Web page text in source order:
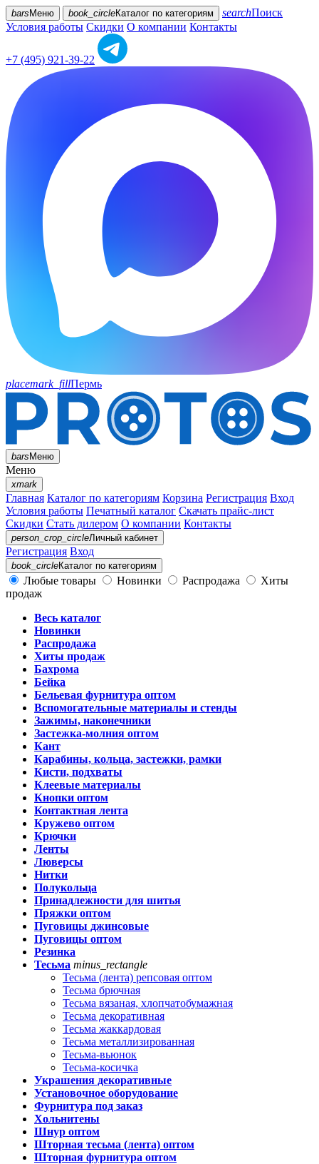
bars Меню book_circleКаталог по категориям searchПоиск
Условия работы Скидки О компании Контакты
+7 (495) 921-39-22
placemark_fillПермь
barsМеню
Меню
xmark
Главная Каталог по категориям Корзина Регистрация Вход
Условия работы Печатный каталог Скачать прайс-лист
Скидки Стать дилером О компании Контакты
person_crop_circleЛичный кабинет
Регистрация Вход
book_circleКаталог по категориям
Любые товары Новинки Распродажа
Хиты
продаж
Весь каталог
Новинки
Распродажа
Хиты продаж
Бахрома
Бейка
Бельевая фурнитура оптом
Вспомогательные материалы и стенды
Зажимы, наконечники
Застежка-молния оптом
Кант
Карабины, кольца, застежки, рамки
Кисти, подхваты
Клеевые материалы
Кнопки оптом
Контактная лента
Кружево оптом
Крючки
Ленты
Люверсы
Нитки
Полукольца
Принадлежности для шитья
Пряжки оптом
Пуговицы джинсовые
Пуговицы оптом
Резинка
Тесьма minus_rectangle
Тесьма (лента) репсовая оптом
Тесьма брючная
Тесьма вязаная, хлопчатобумажная
Тесьма декоративная
Тесьма жаккардовая
Тесьма металлизированная
Тесьма-вьюнок
Тесьма-косичка
Украшения декоративные
Установочное оборудование
Фурнитура под заказ
Хольнитены
Шнур оптом
Шторная тесьма (лента) оптом
Шторная фурнитура оптом